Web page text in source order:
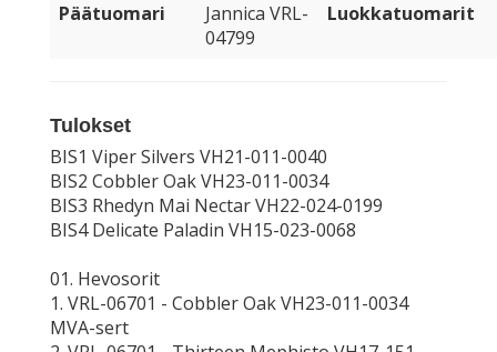
Päätuomari
Jannica VRL-
04799
Luokkatuomarit
Tulokset
BIS1 Viper Silvers VH21-011-0040
BIS2 Cobbler Oak VH23-011-0034
BIS3 Rhedyn Mai Nectar VH22-024-0199
BIS4 Delicate Paladin VH15-023-0068
01. Hevosorit
1. VRL-06701 - Cobbler Oak VH23-011-0034
MVA-sert